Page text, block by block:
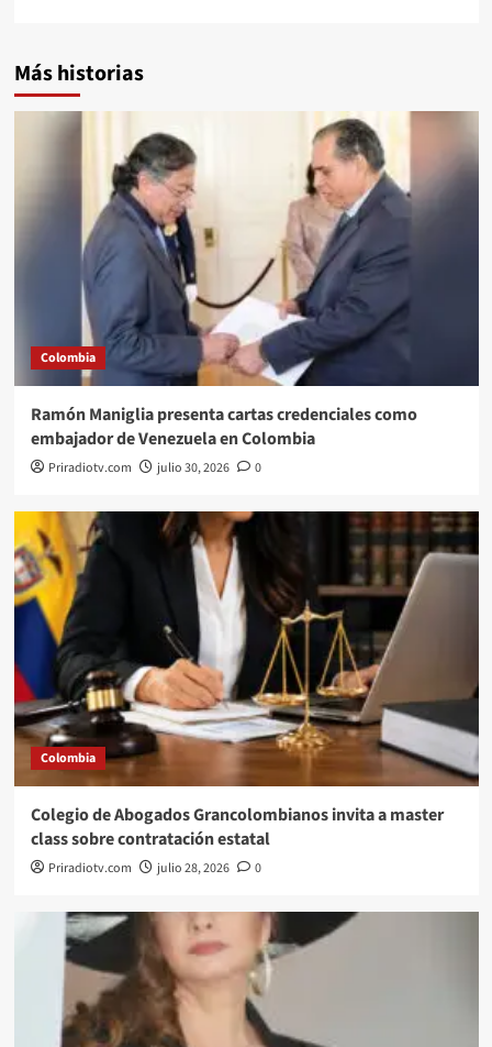
Más historias
Colombia
Ramón Maniglia presenta cartas credenciales como
embajador de Venezuela en Colombia
Priradiotv.com julio 30, 2026 0
Colombia
Colegio de Abogados Grancolombianos invita a master
class sobre contratación estatal
Priradiotv.com julio 28, 2026 0